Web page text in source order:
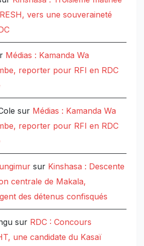
vers une souveraineté
Médias : Kamanda Wa
reporter pour RFI en RDC
sur Médias : Kamanda Wa
reporter pour RFI en RDC
sur Kinshasa : Descente
centrale de Makala,
des détenus confisqués
sur RDC : Concours
une candidate du Kasaï